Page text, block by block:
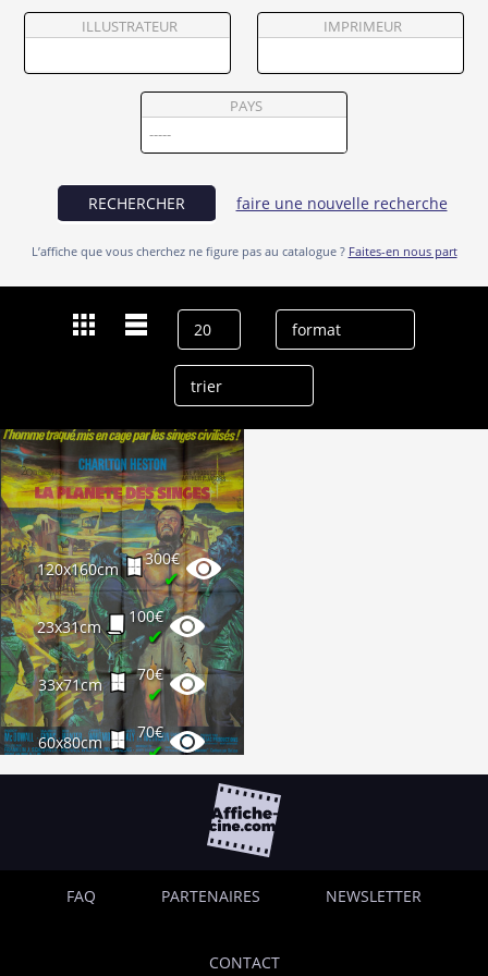
Vendre
ILLUSTRATEUR IMPRIMEUR
PAYS
RECHERCHER faire une nouvelle recherche
L’affiche que vous cherchez ne figure pas au catalogue ? Faites-en nous part
120x160cm
300€
✔
23x31cm
100€
✔
33x71cm
70€
✔
60x80cm
70€
✔
FAQ PARTENAIRES NEWSLETTER
CONTACT